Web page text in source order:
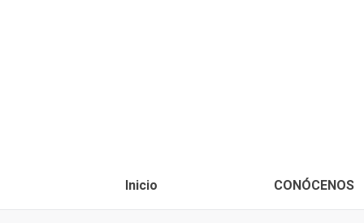
Inicio CONÓCENOS